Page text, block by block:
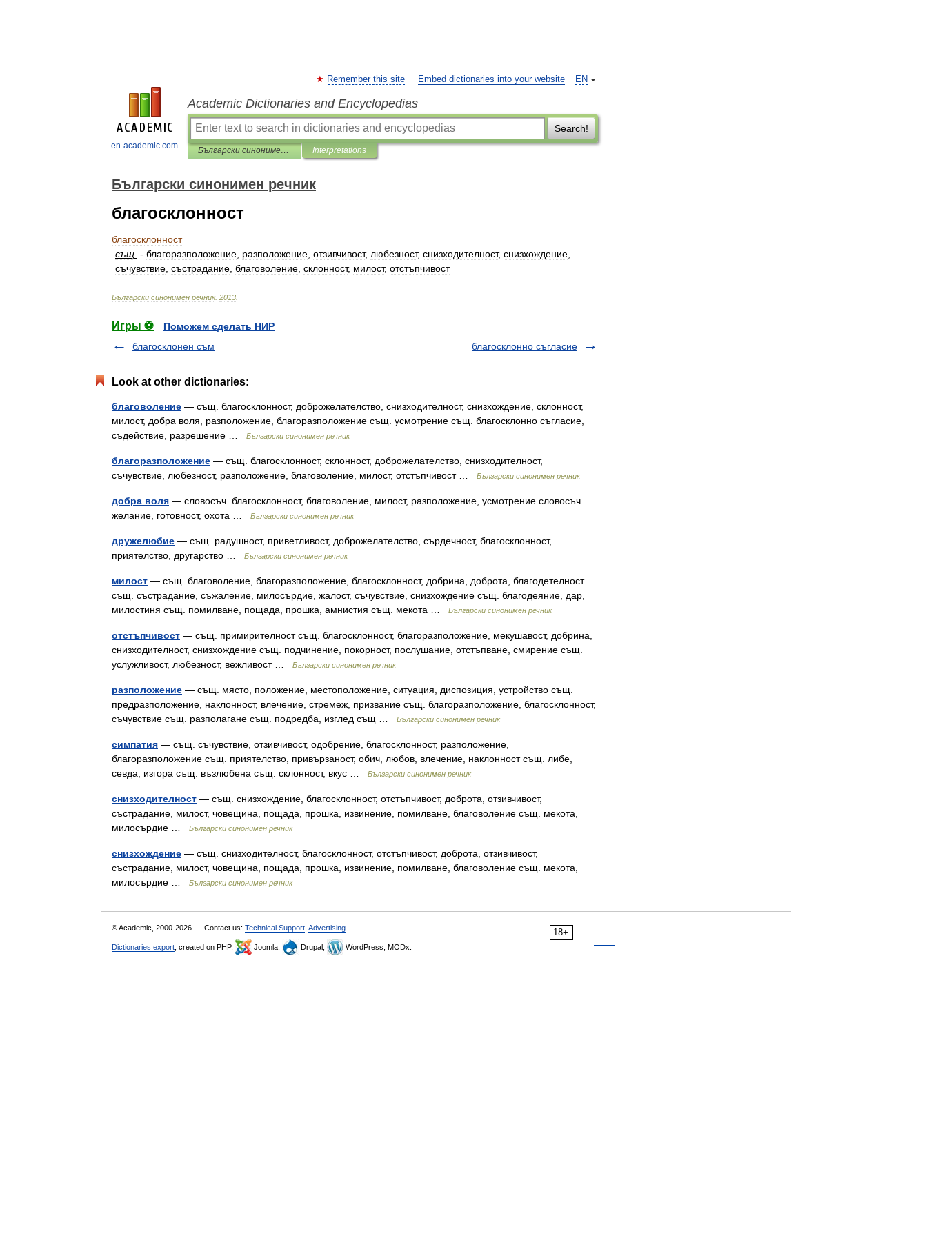
en-academic.com
EN
Remember this site Embed dictionaries into your website
Academic Dictionaries and Encyclopedias
Search!
Български синонимен речник Interpretations
Български синонимен речник
благосклонност
благосклонност
същ - благоразположение разположение отзивчивост, любезност, снизходителност, снизхождение
съчувствие състрадание благоволение склонност, милост, отстъпчивост
Български синонимен речник. 2013
Игры ⚽
Поможем сделать НИР
благосклонен съм
благосклонно съгласие
Look at other dictionaries:
благоволение — същ. благосклонност, доброжелателство, снизходителност, снизхождение, склонност,
милост, добра воля, разположение, благоразположение същ. усмотрение същ. благосклонно съгласие,
съдействие, разрешение …
Български синонимен речник
благоразположение — същ. благосклонност, склонност, доброжелателство, снизходителност,
съчувствие, любезност, разположение, благоволение, милост, отстъпчивост …
Български синонимен речник
добра воля — словосъч. благосклонност, благоволение, милост, разположение, усмотрение словосъч.
желание, готовност, охота …
Български синонимен речник
дружелюбие — същ. радушност, приветливост, доброжелателство, сърдечност, благосклонност,
приятелство, другарство …
Български синонимен речник
милост — същ. благоволение, благоразположение, благосклонност, добрина, доброта, благодетелност
същ. състрадание, съжаление, милосърдие, жалост, съчувствие, снизхождение същ. благодеяние, дар,
милостиня същ. помилване, пощада, прошка, амнистия същ. мекота …
Български синонимен речник
отстъпчивост — същ. примирителност същ. благосклонност, благоразположение, мекушавост, добрина,
снизходителност, снизхождение същ. подчинение, покорност, послушание, отстъпване, смирение същ.
услужливост, любезност, вежливост …
Български синонимен речник
разположение — същ. място, положение, местоположение, ситуация, диспозиция, устройство същ.
предразположение, наклонност, влечение, стремеж, призвание същ. благоразположение, благосклонност,
съчувствие същ. разполагане същ. подредба, изглед същ …
Български синонимен речник
симпатия — същ. съчувствие, отзивчивост, одобрение, благосклонност, разположение,
благоразположение същ. приятелство, привързаност, обич, любов, влечение, наклонност същ. либе,
севда, изгора същ. възлюбена същ. склонност, вкус …
Български синонимен речник
снизходителност — същ. снизхождение, благосклонност, отстъпчивост, доброта, отзивчивост,
състрадание, милост, човещина, пощада, прошка, извинение, помилване, благоволение същ. мекота,
милосърдие …
Български синонимен речник
снизхождение — същ. снизходителност, благосклонност, отстъпчивост, доброта, отзивчивост,
състрадание, милост, човещина, пощада, прошка, извинение, помилване, благоволение същ. мекота,
милосърдие …
Български синонимен речник
18+
© Academic, 2000-2026 Contact us: Technical Support Advertising
Dictionaries export , created on PHP, Joomla, Drupal, WordPress, MODx.